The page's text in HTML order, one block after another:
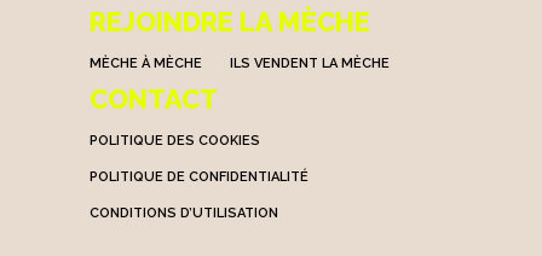
REJOINDRE LA MÈCHE
MÈCHE À MÈCHE ILS VENDENT LA MÈCHE
CONTACT
POLITIQUE DES COOKIES
POLITIQUE DE CONFIDENTIALITÉ
CONDITIONS D’UTILISATION